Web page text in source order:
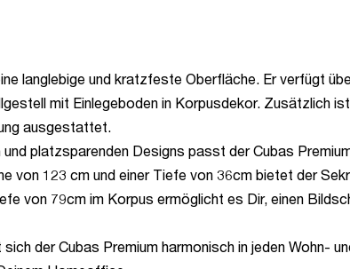
langlebige und kratzfeste Oberfläche. Er verfügt
mit Einlegeboden in Korpusdekor. Zusätzlich
ausgestattet.
platzsparenden Designs passt der Cubas
123 cm und einer Tiefe von 36cm bietet der
von 79cm im Korpus ermöglicht es Dir, einen
der Cubas Premium harmonisch in jeden Wohn-